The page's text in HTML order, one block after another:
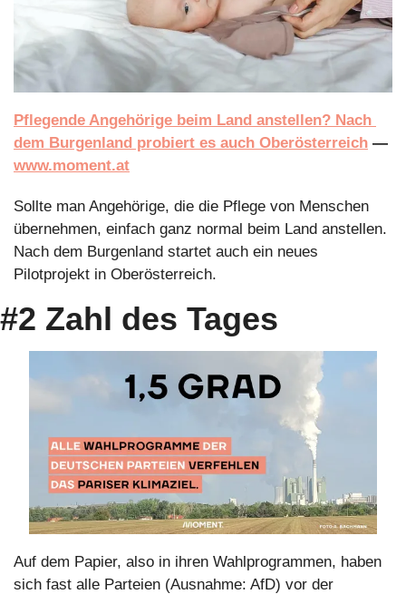
Pflegende Angehörige beim Land anstellen? Nach
dem Burgenland probiert es auch Oberösterreich
www.moment.at
Sollte man Angehörige, die die Pflege von Menschen
übernehmen, einfach ganz normal beim Land anstellen.
Nach dem Burgenland startet auch ein neues
Pilotprojekt in Oberösterreich.
#2 Zahl des Tages
Auf dem Papier, also in ihren Wahlprogrammen, haben
sich fast alle Parteien (Ausnahme: AfD) vor der